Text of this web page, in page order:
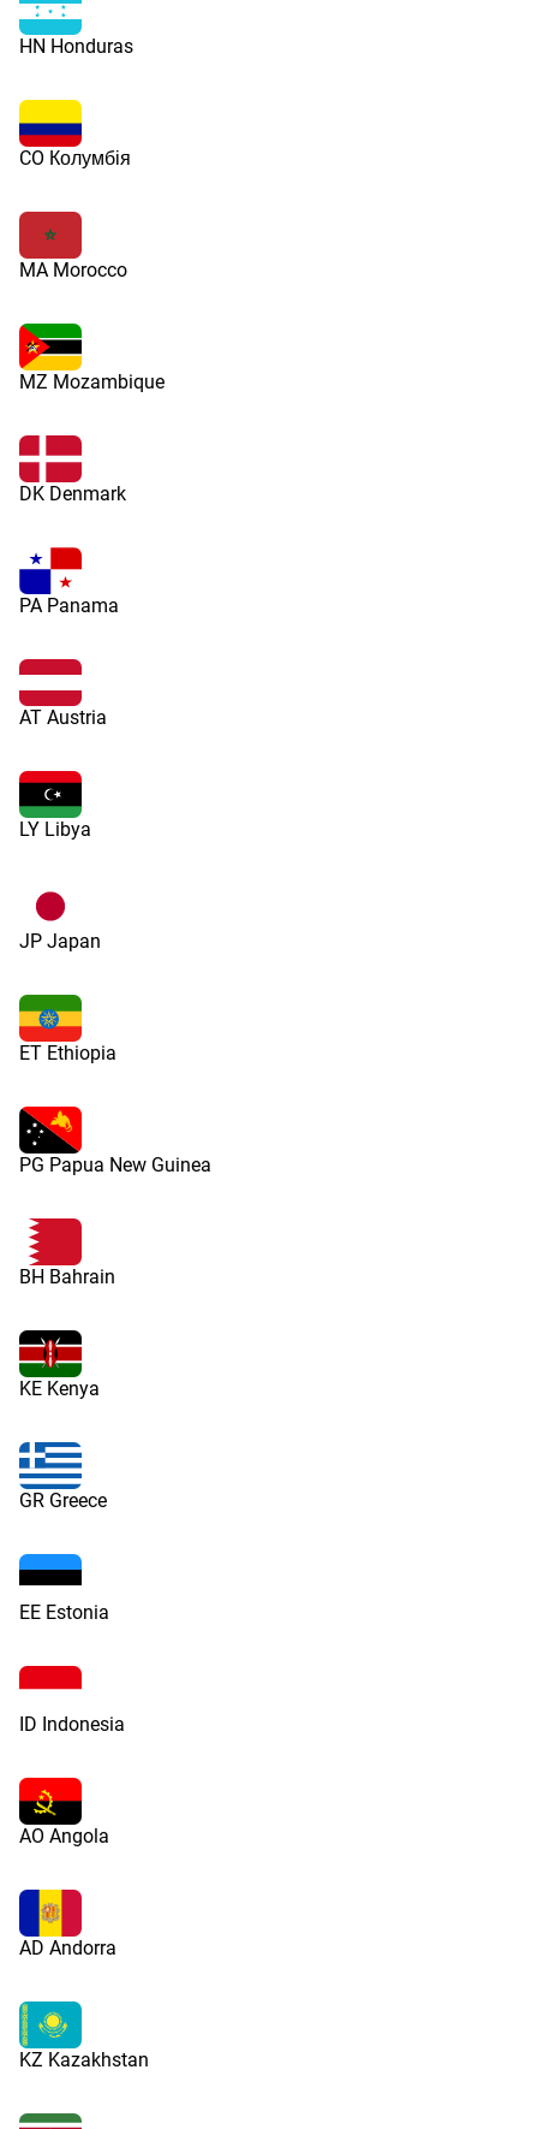
HN Honduras
CO Колумбія
MA Morocco
MZ Mozambique
DK Denmark
PA Panama
AT Austria
LY Libya
JP Japan
ET Ethiopia
PG Papua New Guinea
BH Bahrain
KE Kenya
GR Greece
EE Estonia
ID Indonesia
AO Angola
AD Andorra
KZ Kazakhstan